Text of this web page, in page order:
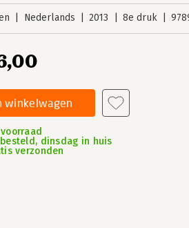
Nederlands 2013 8e druk
winkelwagen
dinsdag in huis
verzonden